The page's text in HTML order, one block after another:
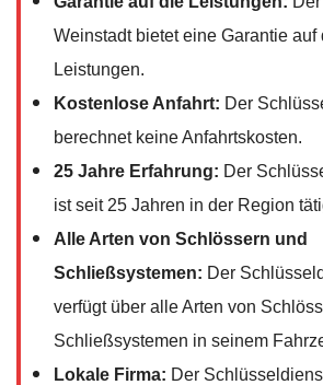
Weinstadt bietet eine Garantie auf
Leistungen.
Kostenlose Anfahrt: Der
berechnet keine Anfahrtskosten.
25 Jahre Erfahrung: Der
ist seit 25 Jahren in der Region
Alle Arten von Schlössern und
Schließsystemen: Der
verfügt über alle Arten von
Schließsystemen in seinem
Lokale Firma: Der